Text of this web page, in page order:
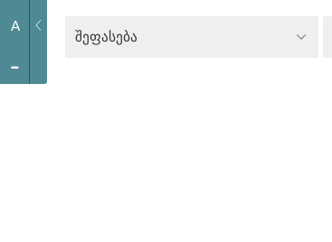
A
-
შეფასება